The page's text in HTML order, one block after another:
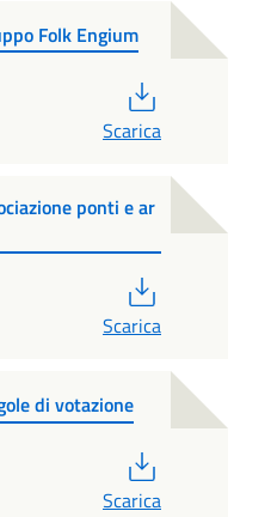
Folk Engium
Scarica
ponti e ar
Scarica
di votazione
Scarica